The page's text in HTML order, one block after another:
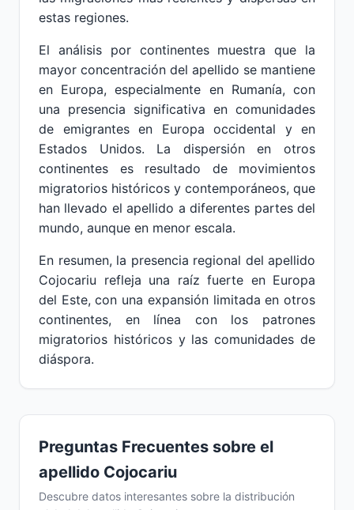
estas regiones.
El análisis por continentes muestra que la
mayor concentración del apellido se mantiene
en Europa, especialmente en Rumanía, con
una presencia significativa en comunidades
de emigrantes en Europa occidental y en
Estados Unidos. La dispersión en otros
continentes es resultado de movimientos
migratorios históricos y contemporáneos, que
han llevado el apellido a diferentes partes del
mundo, aunque en menor escala.
En resumen, la presencia regional del apellido
Cojocariu refleja una raíz fuerte en Europa
del Este, con una expansión limitada en otros
continentes, en línea con los patrones
migratorios históricos y las comunidades de
diáspora.
Preguntas Frecuentes sobre el
apellido Cojocariu
Descubre datos interesantes sobre la distribución